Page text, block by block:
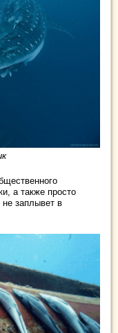
а также просто
заплывет в